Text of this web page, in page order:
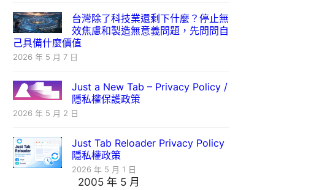
台灣除了科技業還剩下什麼？停止無
效焦慮和製造無意義問題，先問問自
己具備什麼價值
2026 年 5 月 7 日
Just a New Tab – Privacy Policy /
隱私權保護政策
2026 年 5 月 2 日
Just Tab Reloader Privacy Policy
隱私權政策
2026 年 5 月 1 日
2005 年 5 月